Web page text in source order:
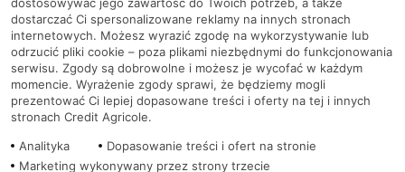
Regulamin serwisu
Mapa serwisu
PolitykaCookies
dostarczać Ci spersonalizowane reklamy na innych stronach
internetowych. Możesz wyrazić zgodę na wykorzystywanie lub
odrzucić pliki cookie – poza plikami niezbędnymi do funkcjonowania
serwisu. Zgody są dobrowolne i możesz je wycofać w każdym
momencie. Wyrażenie zgody sprawi, że będziemy mogli
prezentować Ci lepiej dopasowane treści i oferty na tej i innych
stronach Credit Agricole.
Analityka
Dopasowanie treści i ofert na stronie
Marketing wykonywany przez strony trzecie